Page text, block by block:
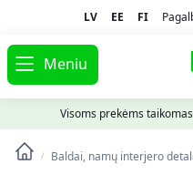
LV EE FI
Meniu
Visoms prekėms taikomas
/ Baldai, namų interjero